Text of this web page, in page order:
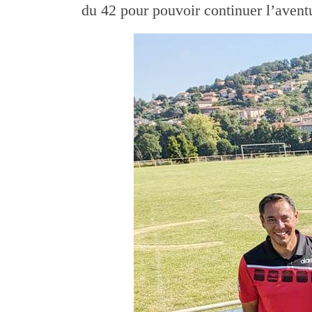
du 42 pour pouvoir continuer